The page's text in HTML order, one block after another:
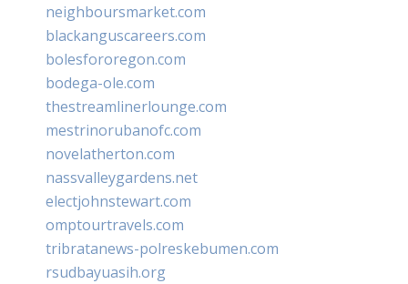
neighboursmarket.com
blackanguscareers.com
bolesfororegon.com
bodega-ole.com
thestreamlinerlounge.com
mestrinorubanofc.com
novelatherton.com
nassvalleygardens.net
electjohnstewart.com
omptourtravels.com
tribratanews-polreskebumen.com
rsudbayuasih.org